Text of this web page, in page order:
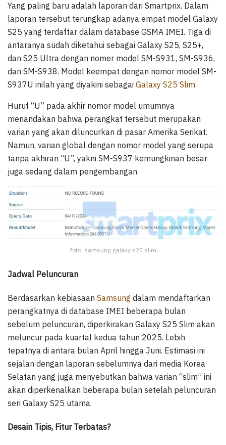
Yang paling baru adalah laporan dari Smartprix. Dalam
laporan tersebut terungkap adanya empat model Galaxy
S25 yang terdaftar dalam database GSMA IMEI. Tiga di
antaranya sudah diketahui sebagai Galaxy S25, S25+,
dan S25 Ultra dengan nomer model SM-S931, SM-S936,
dan SM-S938. Model keempat dengan nomor model SM-
S937U inilah yang diyakini sebagai Galaxy S25 Slim.
Huruf “U” pada akhir nomor model umumnya
menandakan bahwa perangkat tersebut merupakan
varian yang akan diluncurkan di pasar Amerika Serikat.
Namun, varian global dengan nomor model yang serupa
tanpa akhiran “U”, yakni SM-S937 kemungkinan besar
juga sedang dalam pengembangan.
foto: samsung galaxy s25 slim
Jadwal Peluncuran
Berdasarkan kebiasaan Samsung dalam mendaftarkan
perangkatnya di database IMEI beberapa bulan
sebelum peluncuran, diperkirakan Galaxy S25 Slim akan
meluncur pada kuartal kedua tahun 2025. Lebih
tepatnya di antara bulan April hingga Juni. Estimasi ini
sejalan dengan laporan sebelumnya dari media Korea
Selatan yang juga menyebutkan bahwa varian “slim” ini
akan diperkenalkan beberapa bulan setelah peluncuran
seri Galaxy S25 utama.
Desain Tipis, Fitur Terbatas?